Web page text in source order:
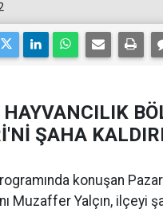
ŞAHA
konuşan
Muzaffer Yalçın, ilçeyi